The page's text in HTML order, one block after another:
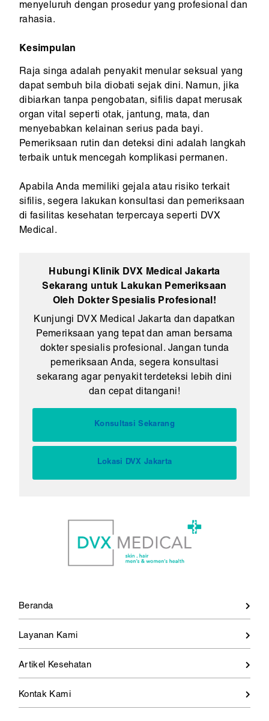
menyeluruh dengan prosedur yang profesional dan
rahasia.
Kesimpulan
Raja singa adalah penyakit menular seksual yang
dapat sembuh bila diobati sejak dini. Namun, jika
dibiarkan tanpa pengobatan, sifilis dapat merusak
organ vital seperti otak, jantung, mata, dan
menyebabkan kelainan serius pada bayi.
Pemeriksaan rutin dan deteksi dini adalah langkah
terbaik untuk mencegah komplikasi permanen.
Apabila Anda memiliki gejala atau risiko terkait
sifilis, segera lakukan konsultasi dan pemeriksaan
di fasilitas kesehatan terpercaya seperti DVX
Medical.
Hubungi Klinik DVX Medical Jakarta
Sekarang untuk Lakukan Pemeriksaan
Oleh Dokter Spesialis Profesional!
Kunjungi DVX Medical Jakarta dan dapatkan
Pemeriksaan yang tepat dan aman bersama
dokter spesialis profesional. Jangan tunda
pemeriksaan Anda, segera konsultasi
sekarang agar penyakit terdeteksi lebih dini
dan cepat ditangani!
Konsultasi Sekarang
Lokasi DVX Jakarta
Beranda
Layanan Kami
Artikel Kesehatan
Kontak Kami